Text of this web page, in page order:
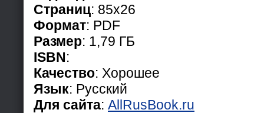
Страниц: 85x26
Формат: PDF
Размер: 1,79 ГБ
ISBN:
Качество: Хорошее
Язык: Русский
Для сайта: AllRusBook.ru